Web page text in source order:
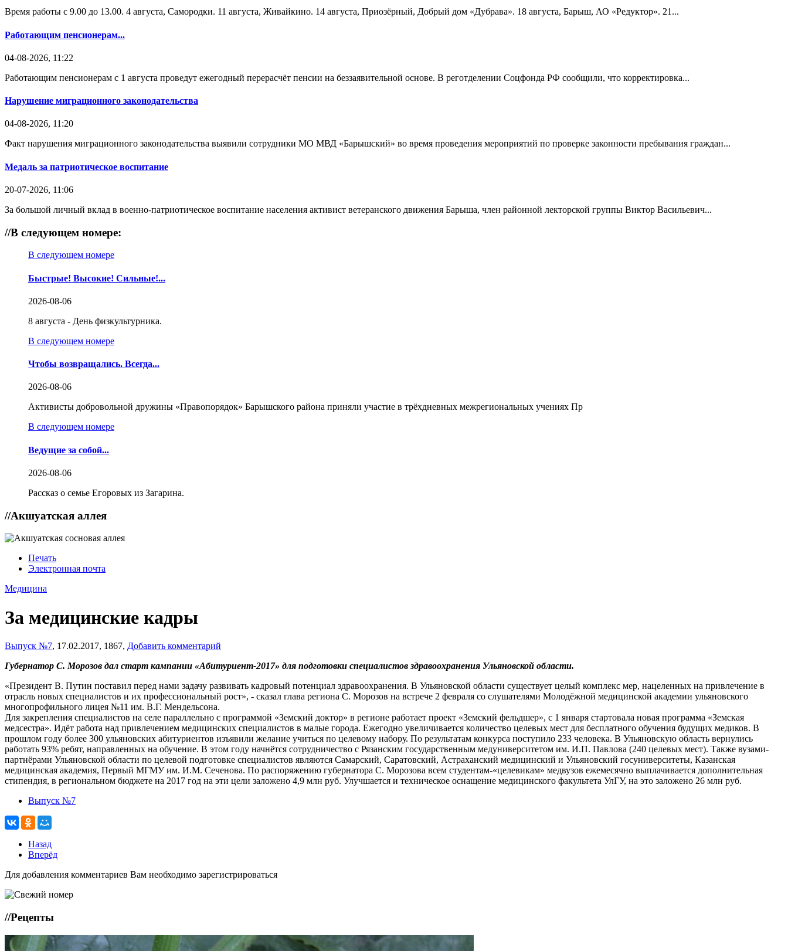
Время работы с 9.00 до 13.00. 4 августа, Самородки. 11 августа, Живайкино. 14 августа, Приозёрный, Добрый дом «Дубрава». 18 августа, Барыш, АО «Редуктор». 21...
Работающим пенсионерам...
04-08-2026, 11:22
Работающим пенсионерам с 1 августа проведут ежегодный перерасчёт пенсии на беззаявительной основе. В реготделении Соцфонда РФ сообщили, что корректировка...
Нарушение миграционного законодательства
04-08-2026, 11:20
Факт нарушения миграционного законодательства выявили сотрудники МО МВД «Барышский» во время проведения мероприятий по проверке законности пребывания граждан...
Медаль за патриотическое воспитание
20-07-2026, 11:06
За большой личный вклад в военно-патриотическое воспитание населения активист ветеранского движения Барыша, член районной лекторской группы Виктор Васильевич...
//В следующем номере:
В следующем номере
Быстрые! Высокие! Сильные!...
2026-08-06
8 августа - День физкультурника.
В следующем номере
Чтобы возвращались. Всегда...
2026-08-06
Активисты добровольной дружины «Правопорядок» Барышского района приняли участие в трёхдневных межрегиональных учениях Пр
В следующем номере
Ведущие за собой...
2026-08-06
Рассказ о семье Егоровых из Загарина.
//Акшуатская аллея
Печать
Электронная почта
Медицина
За медицинские кадры
Выпуск №7, 17.02.2017, 1867, Добавить комментарий
Губернатор С. Морозов дал старт кампании «Абитуриент-2017» для подготовки специалистов здравоохранения Ульяновской области.
«Президент В. Путин поставил перед нами задачу развивать кадровый потенциал здравоохранения. В Ульяновской области существует целый комплекс мер, нацеленных на привлечение в
отрасль новых специалистов и их профессиональный рост», - сказал глава региона С. Морозов на встрече 2 февраля со слушателями Молодёжной медицинской академии ульяновского
многопрофильного лицея №11 им. В.Г. Мендельсона.
Для закрепления специалистов на селе параллельно с программой «Земский доктор» в регионе работает проект «Земский фельдшер», с 1 января стартовала новая программа «Земская
медсестра». Идёт работа над привлечением медицинских специалистов в малые города. Ежегодно увеличивается количество целевых мест для бесплатного обучения будущих медиков. В
прошлом году более 300 ульяновских абитуриентов изъявили желание учиться по целевому набору. По результатам конкурса поступило 233 человека. В Ульяновскую область вернулись
работать 93% ребят, направленных на обучение. В этом году начнётся сотрудничество с Рязанским государственным медуниверситетом им. И.П. Павлова (240 целевых мест). Также вузами-
партнёрами Ульяновской области по целевой подготовке специалистов являются Самарский, Саратовский, Астраханский медицинский и Ульяновский госуниверситеты, Казанская
медицинская академия, Первый МГМУ им. И.М. Сеченова. По распоряжению губернатора С. Морозова всем студентам-«целевикам» медвузов ежемесячно выплачивается дополнительная
стипендия, в региональном бюджете на 2017 год на эти цели заложено 4,9 млн руб. Улучшается и техническое оснащение медицинского факультета УлГУ, на это заложено 26 млн руб.
Выпуск №7
Назад
Вперёд
Для добавления комментариев Вам необходимо зарегистрироваться
//Рецепты